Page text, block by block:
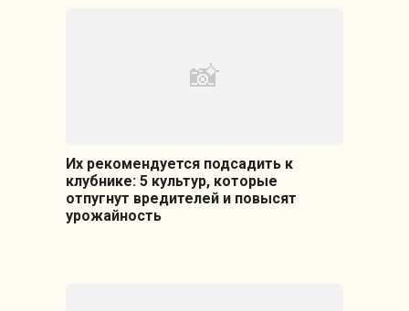
Их рекомендуется подсадить к
клубнике: 5 культур, которые
отпугнут вредителей и повысят
урожайность